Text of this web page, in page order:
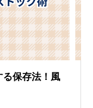
る保存法！風